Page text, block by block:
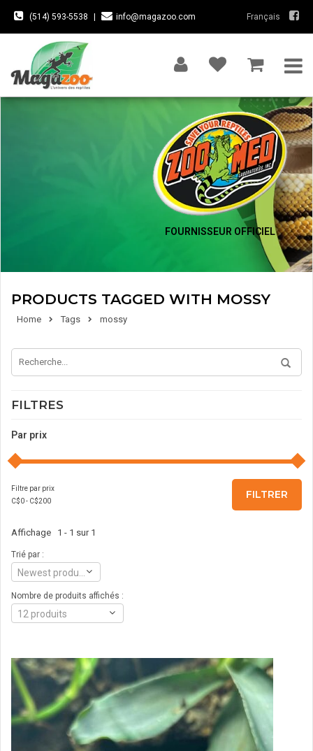
(514) 593-5538 info@magazoo.com Français
FOURNISSEUR OFFICIEL
PRODUCTS TAGGED WITH MOSSY
Home Tags mossy
FILTRES
Par prix
Filtre par prix
C$0- C$200
FILTRER
Affichage 1 - 1 sur 1
Trié par :
Nombre de produits affichés :
12 produits